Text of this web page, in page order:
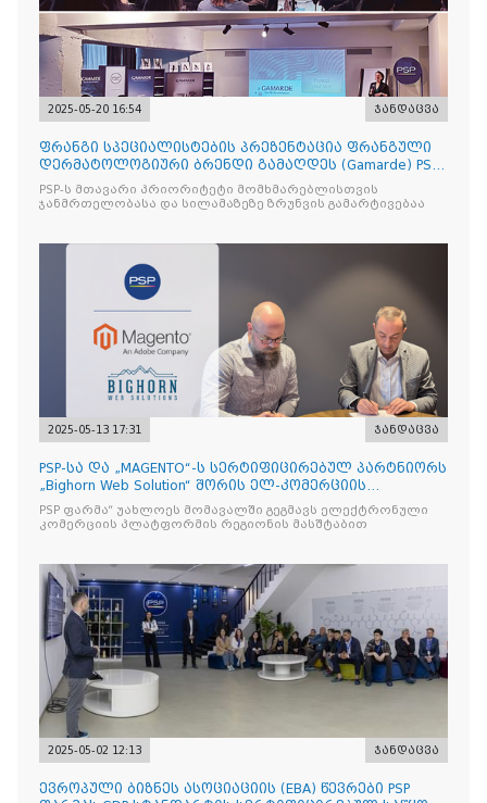
2025-05-20 16:54 ჯანდაცვა
ფრანგი სპეციალისტების პრეზენტაცია ფრანგული
დერმატოლოგიური ბრენდი გამაღდეს (Gamarde) PSP-
ს ქსელის თან
PSP-ს მთავარი პრიორიტეტი მომხმარებლისთვის
ჯანმრთელობასა და სილამაზეზე ზრუნვის გამარტივებაა
2025-05-13 17:31 ჯანდაცვა
PSP-სა და „MAGENTO“-ს სერტიფიცირებულ პარტნიორს
„Bighorn Web Solution“ შორის ელ-კომერციის
პლატფორმის
PSP ფარმა“ უახლოეს მომავალში გეგმავს ელექტრონული
კომერციის პლატფორმის რეგიონის მასშტაბით
2025-05-02 12:13 ჯანდაცვა
ევროპული ბიზნეს ასოციაციის (EBA) წევრები PSP